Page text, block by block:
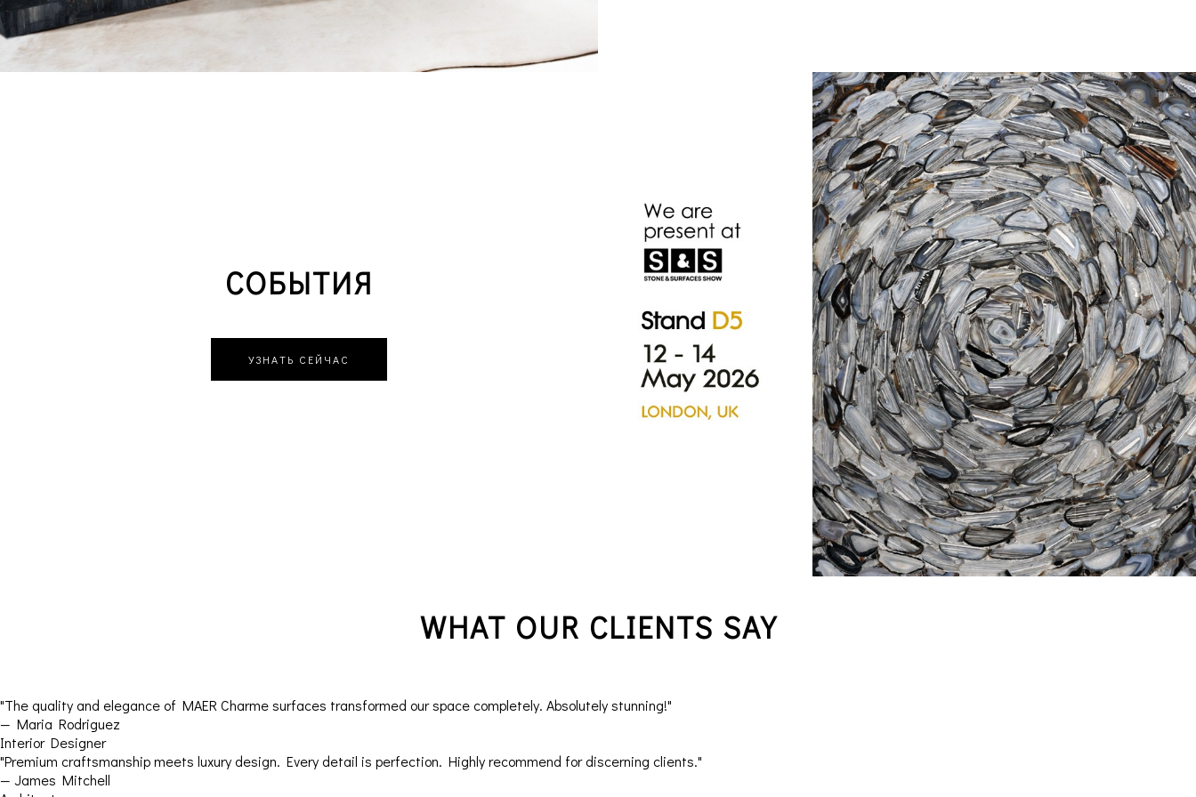
СОБЫТИЯ
УЗНАТЬ СЕЙЧАС
WHAT OUR CLIENTS SAY
"The quality and elegance of MAER Charme surfaces transformed our space completely. Absolutely stunning!"
— Maria Rodriguez
Interior Designer
"Premium craftsmanship meets luxury design. Every detail is perfection. Highly recommend for discerning clients."
— James Mitchell